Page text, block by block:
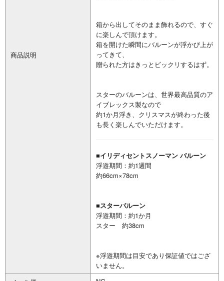
商品説明
箱から出してそのまま飾れるので、すぐ
に楽しんで頂けます。
箱を開けた瞬間にバルーンが浮かび上が
ってきて、
贈られた方はきっとビックリするはず。
スターのバルーンは、世界最高品質のア
イブレックス製なので
約1か月浮き、クリスマスが終わった後
も長く楽しんでいただけます。
■イリディセントスノーマン バルーン
浮遊期間：約1週間
約66cm×78cm
■スターバルーン
浮遊期間：約1か月
スター 約38cm
※浮遊期間は目安であり保証値ではござ
いません。